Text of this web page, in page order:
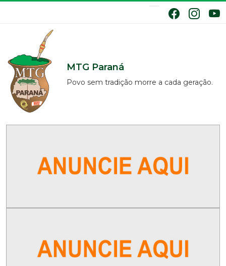
MTG Paraná
Povo sem tradição morre a cada geração.